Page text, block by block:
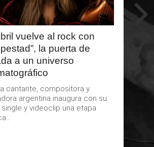
vuelve al rock con
la puerta de
a un universo
cantante, compositora y
argentina inaugura con su
single y videoclip una etapa